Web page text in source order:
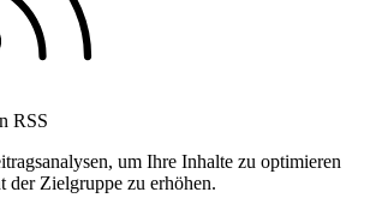
RSS
um Ihre Inhalte zu optimieren
der Zielgruppe zu erhöhen.